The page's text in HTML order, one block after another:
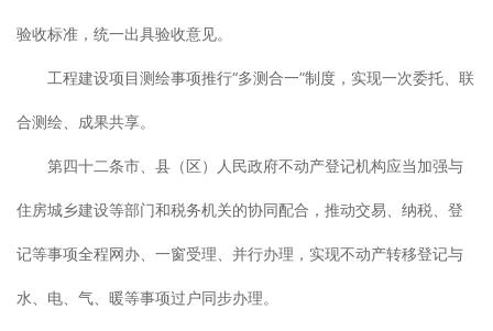
验收标准，统一出具验收意见。
工程建设项目测绘事项推行“多测合一”制度，实现一次委托、联
合测绘、成果共享。
第四十二条市、县（区）人民政府不动产登记机构应当加强与
住房城乡建设等部门和税务机关的协同配合，推动交易、纳税、登
记等事项全程网办、一窗受理、并行办理，实现不动产转移登记与
水、电、气、暖等事项过户同步办理。